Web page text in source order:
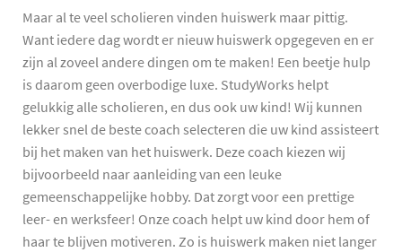
Maar al te veel scholieren vinden huiswerk maar pittig.
Want iedere dag wordt er nieuw huiswerk opgegeven en er
zijn al zoveel andere dingen om te maken! Een beetje hulp
is daarom geen overbodige luxe. StudyWorks helpt
gelukkig alle scholieren, en dus ook uw kind! Wij kunnen
lekker snel de beste coach selecteren die uw kind assisteert
bij het maken van het huiswerk. Deze coach kiezen wij
bijvoorbeeld naar aanleiding van een leuke
gemeenschappelijke hobby. Dat zorgt voor een prettige
leer- en werksfeer! Onze coach helpt uw kind door hem of
haar te blijven motiveren. Zo is huiswerk maken niet langer